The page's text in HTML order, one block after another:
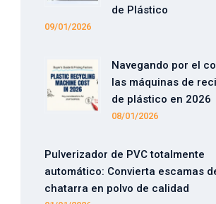
de Plástico
09/01/2026
Navegando por el
las máquinas de
de plástico en 2026
08/01/2026
Pulverizador de PVC totalmente
automático: Convierta escamas
chatarra en polvo de calidad